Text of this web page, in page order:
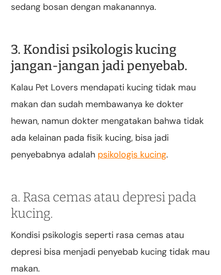
sedang bosan dengan makanannya.
3. Kondisi psikologis kucing
jangan-jangan jadi penyebab.
Kalau Pet Lovers mendapati kucing tidak mau
makan dan sudah membawanya ke dokter
hewan, namun dokter mengatakan bahwa tidak
ada kelainan pada fisik kucing, bisa jadi
penyebabnya adalah psikologis kucing.
a. Rasa cemas atau depresi pada
kucing.
Kondisi psikologis seperti rasa cemas atau
depresi bisa menjadi penyebab kucing tidak mau
makan.